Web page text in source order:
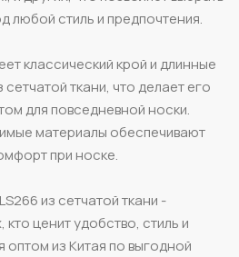
любой стиль и предпочтения.
классический крой и длинные
ткани, что делает его
для повседневной носки.
материалы обеспечивают
при носке.
из сетчатой ткани -
ценит удобство, стиль и
оптом из Китая по выгодной